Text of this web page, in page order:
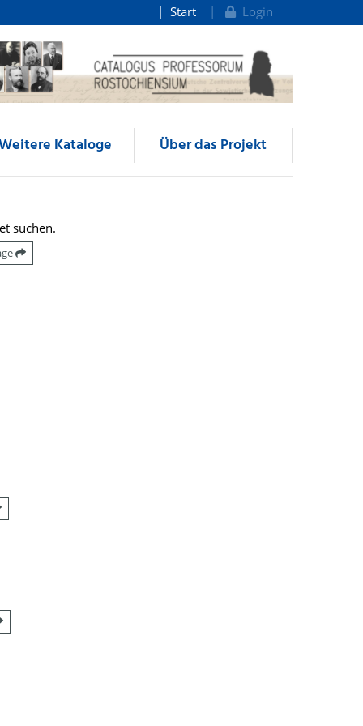
Start Login
Kataloge Über das Projekt
suchen.